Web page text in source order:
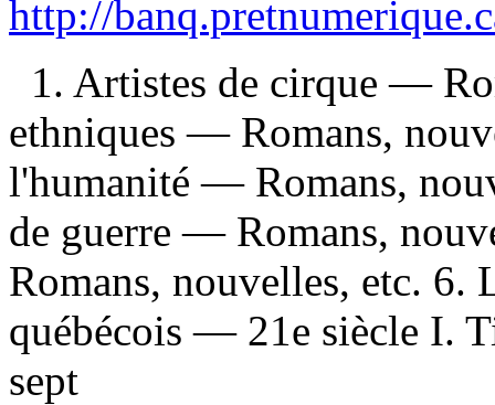
http://
1. Artistes de cirque —
ethniques — Romans,
l'humanité — Romans,
de guerre — Romans,
Romans, nouvelles, etc. 6.
québécois — 21e siècle I.
sept